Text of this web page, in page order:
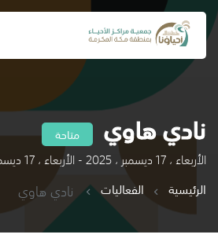
نادي هاوي متاحة
الأربعاء ، 17 ديسمبر ، 2025 - الأربعاء ، 17 ديسمبر ، 2025
الرئيسية
الفعاليات نادي هاوي